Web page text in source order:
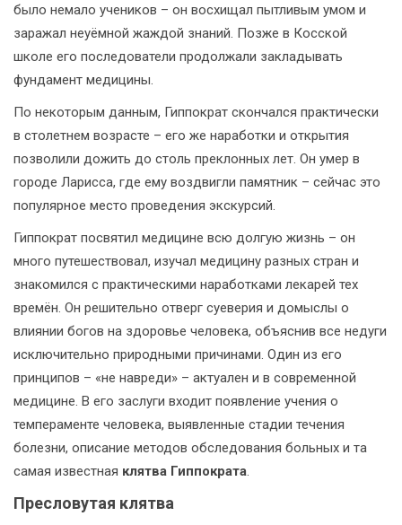
было немало учеников – он восхищал пытливым умом и
заражал неуёмной жаждой знаний. Позже в Косской
школе его последователи продолжали закладывать
фундамент медицины.
По некоторым данным, Гиппократ скончался практически
в столетнем возрасте – его же наработки и открытия
позволили дожить до столь преклонных лет. Он умер в
городе Ларисса, где ему воздвигли памятник – сейчас это
популярное место проведения экскурсий.
Гиппократ посвятил медицине всю долгую жизнь – он
много путешествовал, изучал медицину разных стран и
знакомился с практическими наработками лекарей тех
времён. Он решительно отверг суеверия и домыслы о
влиянии богов на здоровье человека, объяснив все недуги
исключительно природными причинами. Один из его
принципов – «не навреди» – актуален и в современной
медицине. В его заслуги входит появление учения о
темпераменте человека, выявленные стадии течения
болезни, описание методов обследования больных и та
самая известная клятва Гиппократа.
Пресловутая клятва